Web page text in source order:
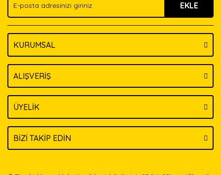
Bu ürüne benzer farklı alternatifler olmalı.
EKLE
KURUMSAL
ALIŞVERİŞ
ÜYELİK
BİZİ TAKİP EDİN